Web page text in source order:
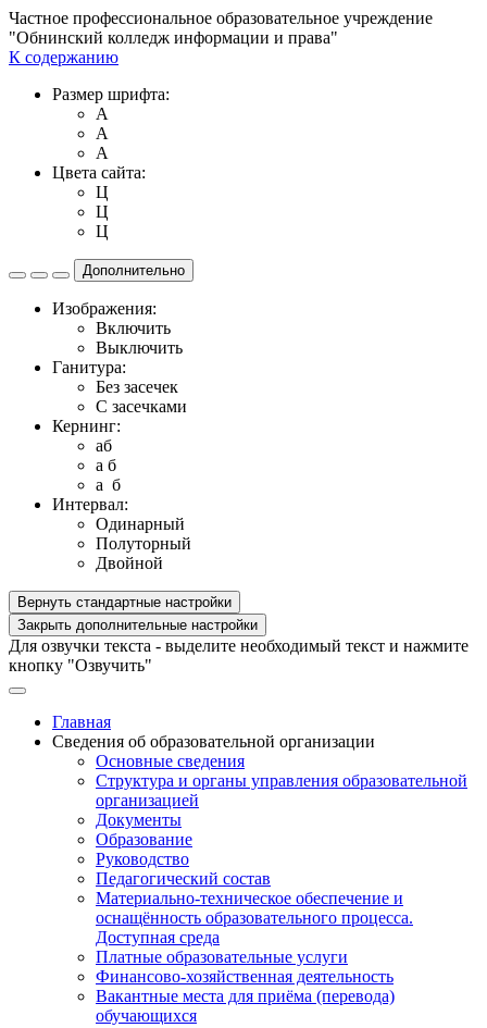
Частное профессиональное образовательное учреждение
"Обнинский колледж информации и права"
К содержанию
Размер шрифта:
A
A
A
Цвета сайта:
Ц
Ц
Ц
Дополнительно
Изображения:
Включить
Выключить
Ганитура:
Без засечек
С засечками
Кернинг:
aб
a б
a б
Интервал:
Одинарный
Полуторный
Двойной
Вернуть стандартные настройки
Закрыть дополнительные настройки
Для озвучки текста - выделите необходимый текст и нажмите
кнопку "Озвучить"
Главная
Сведения об образовательной организации
Основные сведения
Структура и органы управления образовательной
организацией
Документы
Образование
Руководство
Педагогический состав
Материально-техническое обеспечение и
оснащённость образовательного процесса.
Доступная среда
Платные образовательные услуги
Финансово-хозяйственная деятельность
Вакантные места для приёма (перевода)
обучающихся